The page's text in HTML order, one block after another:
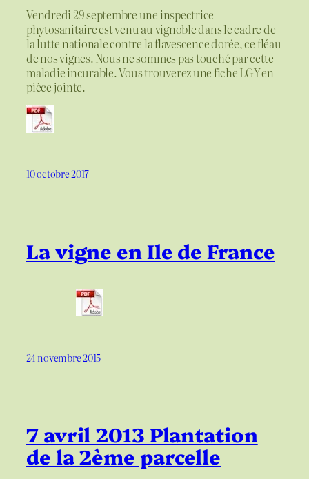
Vendredi 29 septembre une inspectrice
phytosanitaire est venu au vignoble dans le cadre de
la lutte nationale contre la flavescence dorée, ce fléau
de nos vignes. Nous ne sommes pas touché par cette
maladie incurable. Vous trouverez une fiche LGY en
pièce jointe.
10 octobre 2017
La vigne en Ile de France
24 novembre 2015
7 avril 2013 Plantation
de la 2ème parcelle